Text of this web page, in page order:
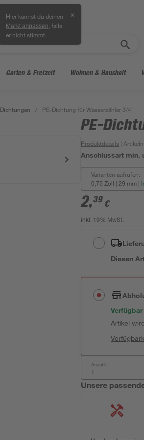
Hier kannst du deinen
Markt anpassen , falls
er nicht stimmt.
✕
Garten & Freizeit Wohnen & Haushalt
Dichtungen / PE-Dichtung für Wasserzähler 3/4"
PE-
Produktdetails |
Anschlussart min.
Varianten aufrufen:
0,75 Zoll | 29 mm |
2,39 €
inkl. 19% MwSt.
Diesen
Verfügbar
Artikel
Anzahl:
Unsere